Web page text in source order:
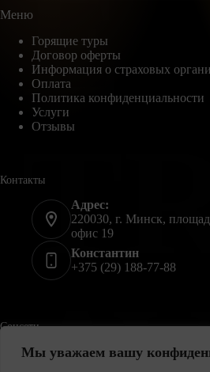
Мы уважаем вашу
E
Меню
Горящие туры
Договор оферты
Информация о страховых
Оплата
Политика конфиденциальности
Услуги
Отзывы
Контакты
Адрес:
220030, г. Минск,
офис 19
Константин
+375 (29) 188-77-88
Соцсети